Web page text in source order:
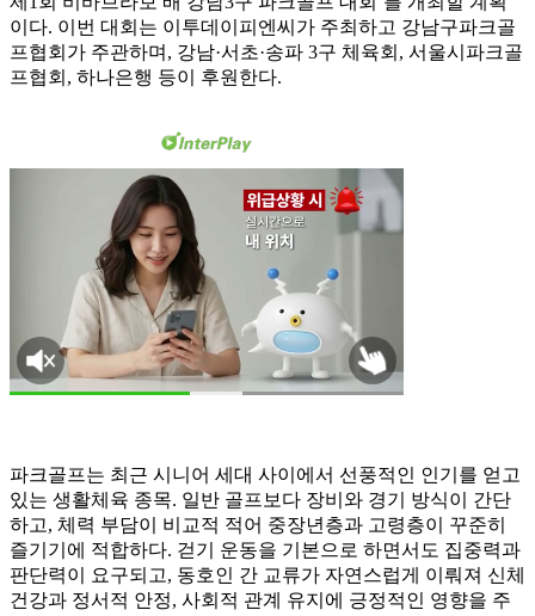
이다. 이번 대회는 이투데이피엔씨가 주최하고 강남구파크골
프협회가 주관하며, 강남·서초·송파 3구 체육회, 서울시파크골
프협회, 하나은행 등이 후원한다.
파크골프는 최근 시니어 세대 사이에서 선풍적인 인기를 얻고
있는 생활체육 종목. 일반 골프보다 장비와 경기 방식이 간단
하고, 체력 부담이 비교적 적어 중장년층과 고령층이 꾸준히
즐기기에 적합하다. 걷기 운동을 기본으로 하면서도 집중력과
판단력이 요구되고, 동호인 간 교류가 자연스럽게 이뤄져 신체
건강과 정서적 안정, 사회적 관계 유지에 긍정적인 영향을 주